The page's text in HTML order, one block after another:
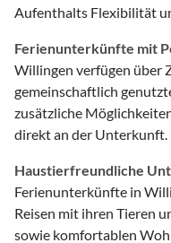
Aufenthalts Flexibilität
Ferienunterkünfte mit
Willingen verfügen über
gemeinschaftlich
zusätzliche
direkt an der Unterkunft.
Haustierfreundliche
Ferienunterkünfte in
Reisen mit ihren Tieren
sowie komfortablen